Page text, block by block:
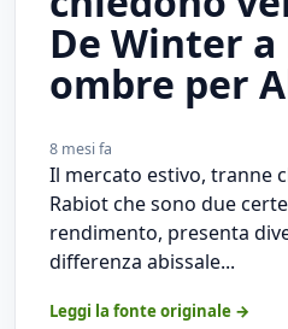
De Winter
ombre per
8 mesi fa
Il mercato estivo, tranne
Rabiot che sono due
rendimento, presenta
differenza abissale...
Leggi la fonte originale →